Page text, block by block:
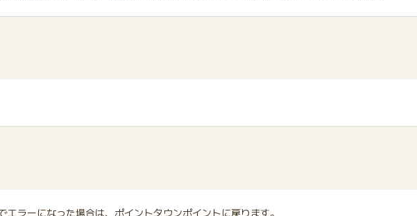
エラーになった場合は、ポイントタウンポイントに戻ります。